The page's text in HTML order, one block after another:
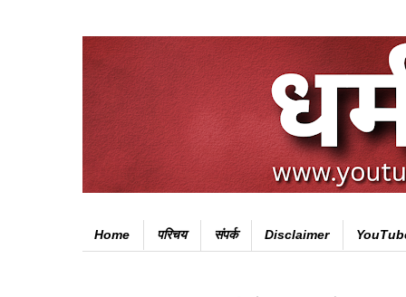
Home परिचय संपर्क Disclaimer